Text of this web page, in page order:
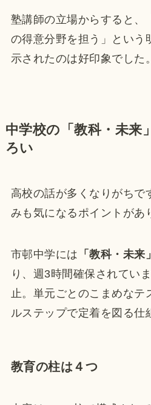
塾講師の立場からすると、
の得意分野を担う」という
示されたのは好印象でした。
中学校の「教科・未来
ろい
高校の話が多くなりがちで
みも気になるポイントがあ
市邨中学には 「教科・未来」
り、週3時間確保されてい
止。単元ごとのこまめなテ
ルステップで定着を図る仕
教育の柱は４つ